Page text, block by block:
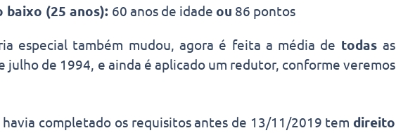
baixo (25 anos): 60 anos de idade ou 86 pontos
especial também mudou, agora é feita a média de todasas
julho de 1994, e ainda é aplicado um redutor, conforme veremos
havia completado os requisitos antes de 13/11/2019 tem direito